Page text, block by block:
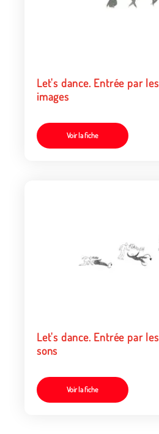
Let's dance. Entrée par les
images
Voir la fiche
Let's dance. Entrée par les
sons
Voir la fiche